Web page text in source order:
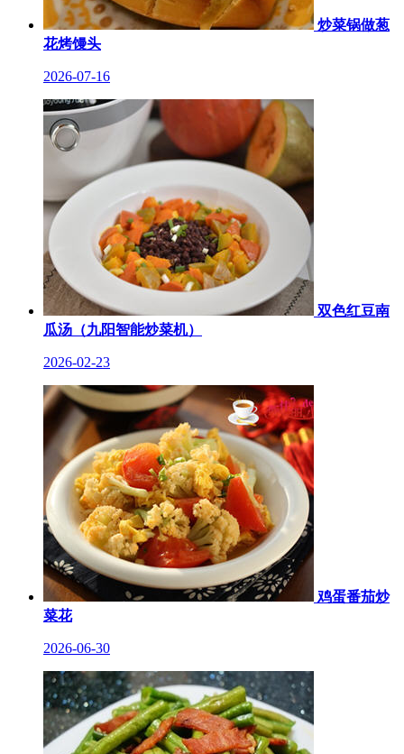
炒菜锅做葱
花烤馒头
2026-07-16
双色红豆南
瓜汤（九阳智能炒菜机）
2026-02-23
鸡蛋番茄炒
菜花
2026-06-30